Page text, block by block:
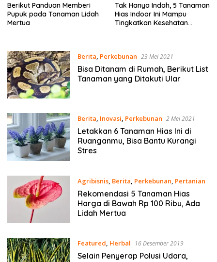
Berikut Panduan Memberi
Pupuk pada Tanaman Lidah
Mertua
Tak Hanya Indah, 5 Tanaman
Hias Indoor Ini Mampu
Tingkatkan Kesehatan
Berita, Perkebunan 23 Mei 2021
Bisa Ditanam di Rumah, Berikut List
Tanaman yang Ditakuti Ular
Berita, Inovasi, Perkebunan 2 Mei 2021
Letakkan 6 Tanaman Hias Ini di
Ruanganmu, Bisa Bantu Kurangi
Stres
Agribisnis, Berita, Perkebunan, Pertanian
21 Februari 2021
Rekomendasi 5 Tanaman Hias
Harga di Bawah Rp 100 Ribu, Ada
Lidah Mertua
Featured, Herbal 16 Desember 2019
Selain Penyerap Polusi Udara,